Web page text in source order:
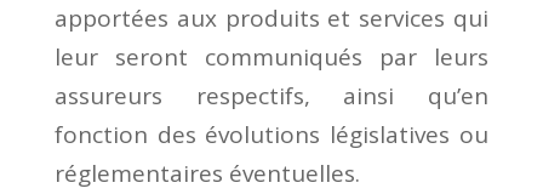
apportées aux produits et services qui
leur seront communiqués par leurs
assureurs respectifs, ainsi qu’en
fonction des évolutions législatives ou
réglementaires éventuelles.